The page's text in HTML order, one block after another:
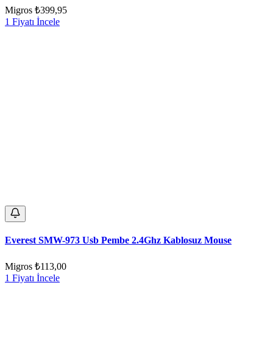
Migros ₺399,95
1 Fiyatı İncele
Everest SMW-973 Usb Pembe 2.4Ghz Kablosuz Mouse
Migros ₺113,00
1 Fiyatı İncele